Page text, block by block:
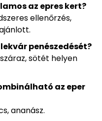
az epres kert?
ellenőrzés,
penészedését?
sötét helyen
az eper
ananász.